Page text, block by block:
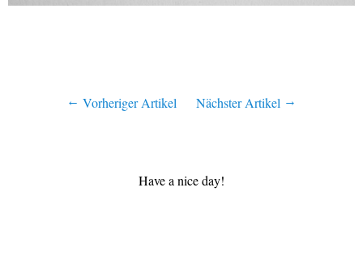
Vorheriger Artikel Nächster Artikel
Have a nice day!